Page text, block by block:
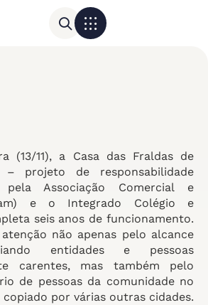
(13/11), a Casa das Fraldas de
– projeto de responsabilidade
Associação Comercial e
e o Integrado Colégio e
seis anos de funcionamento.
não apenas pelo alcance
entidades e pessoas
carentes, mas também pelo
de pessoas da comunidade no
por várias outras cidades.